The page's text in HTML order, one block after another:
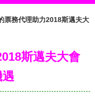
票務代理助力2018斯邁夫大
斯邁夫大會